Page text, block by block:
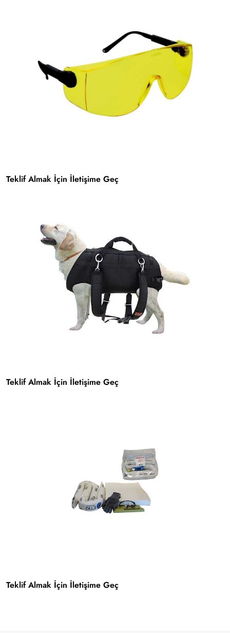
Teklif Almak İçin İletişime Geç
Teklif Almak İçin İletişime Geç
Teklif Almak İçin İletişime Geç